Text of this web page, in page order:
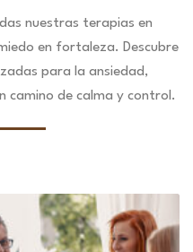
nuestras terapias en
en fortaleza. Descubre
para la ansiedad,
camino de calma y control.